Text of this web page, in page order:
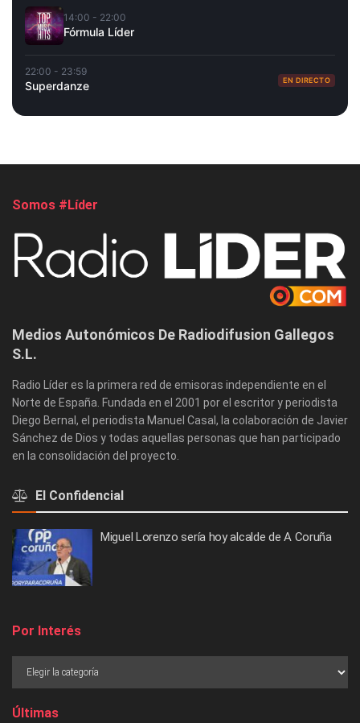
14:00 - 22:00
Fórmula Líder
22:00 - 23:59
Superdanze EN DIRECTO
Somos #Líder
Medios Autonómicos De Radiodifusion Gallegos
S.L.
Radio Líder es la primera red de emisoras independiente en el
Norte de España. Fundada en el 2001 por el escritor y periodista
Diego Bernal, el periodista Manuel Casal, la colaboración de Javier
Sánchez de Dios y todas aquellas personas que han participado
en la consolidación del proyecto.
El Confidencial
Miguel Lorenzo sería hoy alcalde de A Coruña
Por Interés
Últimas